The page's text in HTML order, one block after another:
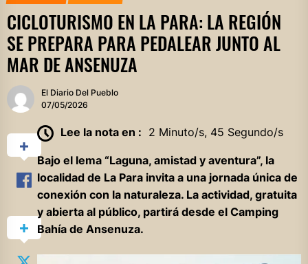
CICLOTURISMO EN LA PARA: LA REGIÓN
SE PREPARA PARA PEDALEAR JUNTO AL
MAR DE ANSENUZA
El Diario Del Pueblo
07/05/2026
Lee la nota en : 2 Minuto/s, 45 Segundo/s
Bajo el lema “Laguna, amistad y aventura”, la
localidad de La Para invita a una jornada única de
conexión con la naturaleza. La actividad, gratuita
y abierta al público, partirá desde el Camping
Bahía de Ansenuza.